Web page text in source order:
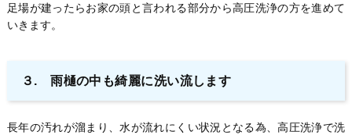
足場が建ったらお家の頭と言われる部分から高圧洗浄の方を進めて
いきます。
３. 雨樋の中も綺麗に洗い流します
長年の汚れが溜まり、水が流れにくい状況となる為、高圧洗浄で洗